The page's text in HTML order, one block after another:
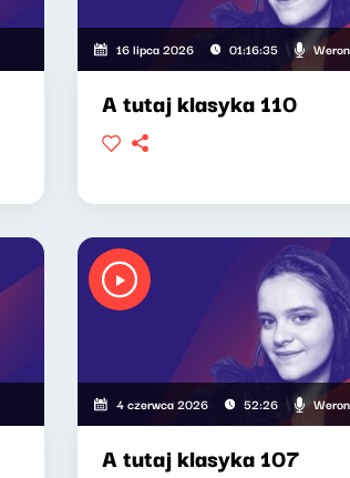
16 lipca 2026 01:16:35
A tutaj klasyka 110
4 czerwca 2026 52:26
A tutaj klasyka 107